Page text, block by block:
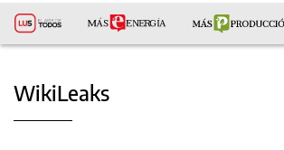
WikiLeaks